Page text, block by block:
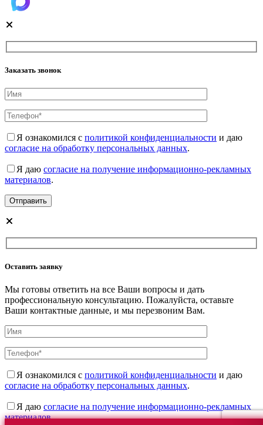
Заказать звонок
Я ознакомился с политикой конфиденциальности и даю
согласие на обработку персональных данных.
Я даю согласие на получение информационно-рекламных
материалов.
Оставить заявку
Мы готовы ответить на все Ваши вопросы и дать
профессиональную консультацию. Пожалуйста, оставьте
Ваши контактные данные, и мы перезвоним Вам.
Я ознакомился с политикой конфиденциальности и даю
согласие на обработку персональных данных.
Я даю согласие на получение информационно-рекламных
материалов.